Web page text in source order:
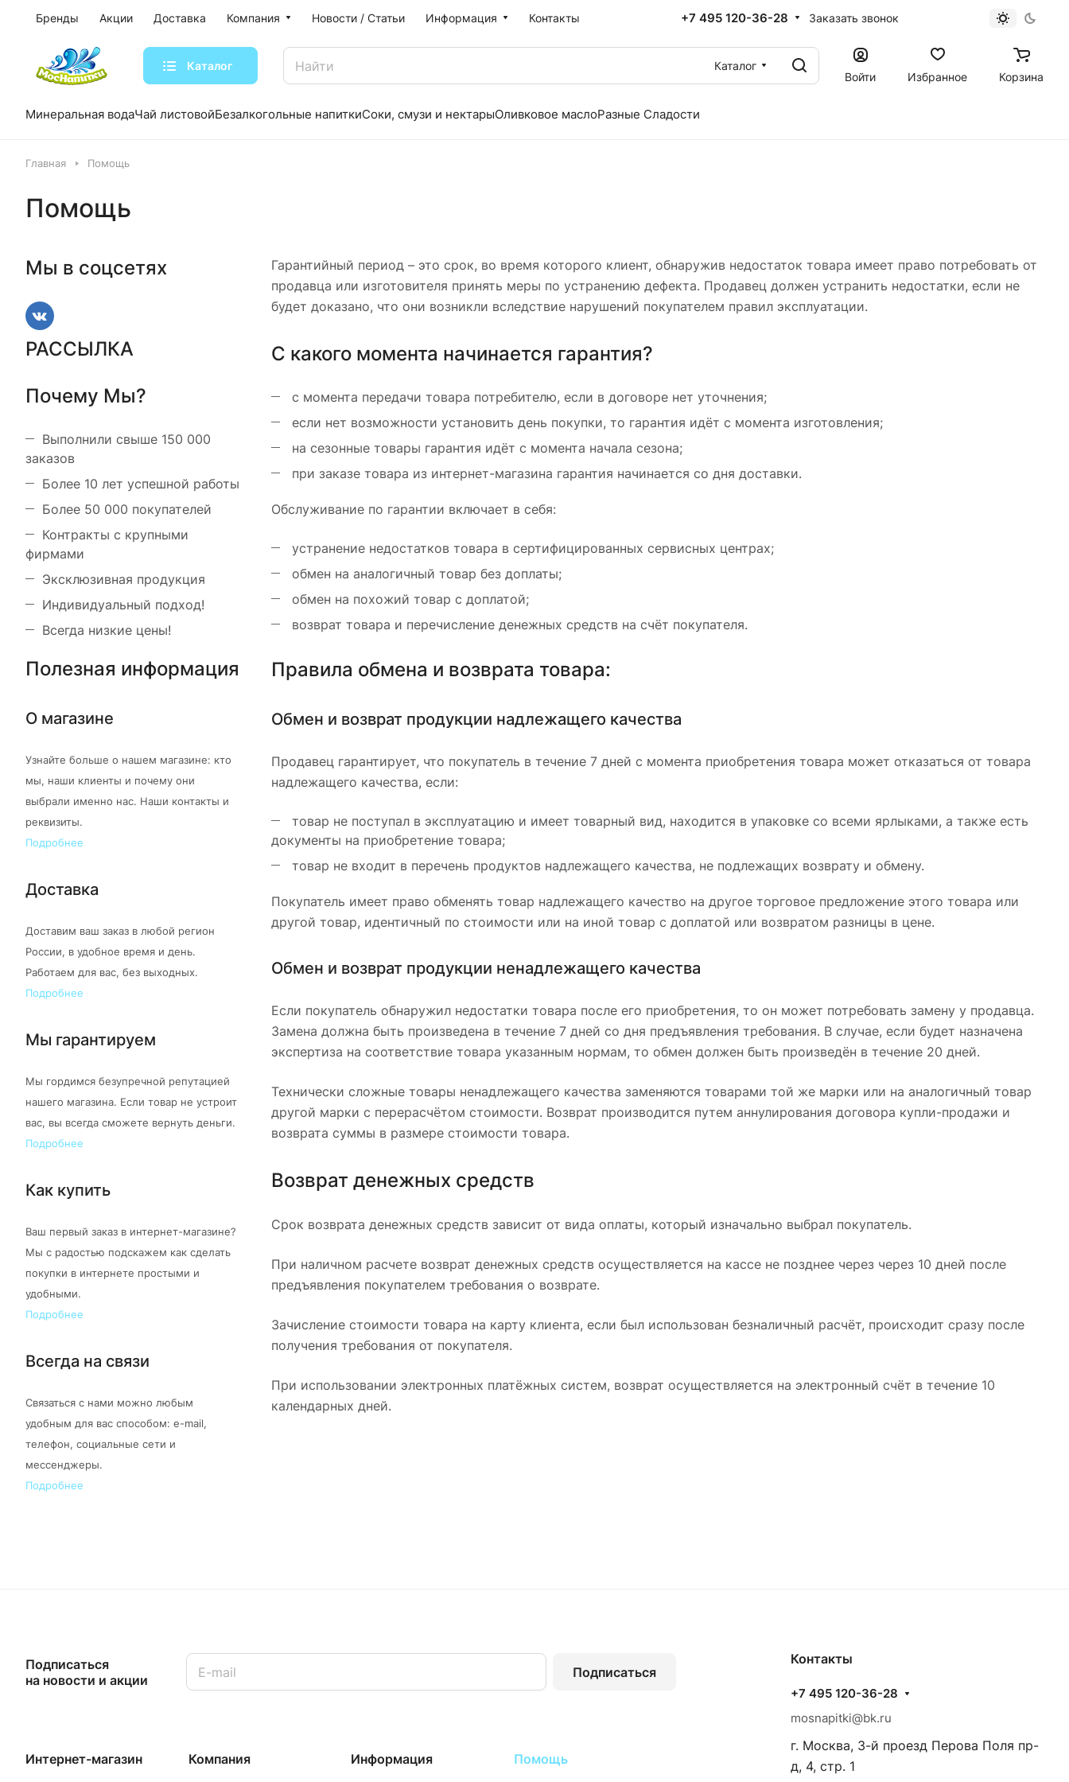
Бренды Акции Доставка Компания Новости / Статьи Информация Контакты +7 495 120-36-28 Заказать звонок
Каталог
Каталог
Войти
Избранное Корзина
Минеральная водаЧай листовойБезалкогольные напиткиСоки, смузи и нектарыОливковое маслоРазные Сладости
Главная Помощь
Помощь
Гарантийный период – это срок, во время которого клиент, обнаружив недостаток товара имеет право потребовать от
продавца или изготовителя принять меры по устранению дефекта. Продавец должен устранить недостатки, если не
будет доказано, что они возникли вследствие нарушений покупателем правил эксплуатации.
С какого момента начинается гарантия?
с момента передачи товара потребителю, если в договоре нет уточнения;
если нет возможности установить день покупки, то гарантия идёт с момента изготовления;
на сезонные товары гарантия идёт с момента начала сезона;
при заказе товара из интернет-магазина гарантия начинается со дня доставки.
Обслуживание по гарантии включает в себя:
устранение недостатков товара в сертифицированных сервисных центрах;
обмен на аналогичный товар без доплаты;
обмен на похожий товар с доплатой;
возврат товара и перечисление денежных средств на счёт покупателя.
Правила обмена и возврата товара:
Обмен и возврат продукции надлежащего качества
Продавец гарантирует, что покупатель в течение 7 дней с момента приобретения товара может отказаться от товара
надлежащего качества, если:
товар не поступал в эксплуатацию и имеет товарный вид, находится в упаковке со всеми ярлыками, а также есть
документы на приобретение товара;
товар не входит в перечень продуктов надлежащего качества, не подлежащих возврату и обмену.
Покупатель имеет право обменять товар надлежащего качество на другое торговое предложение этого товара или
другой товар, идентичный по стоимости или на иной товар с доплатой или возвратом разницы в цене.
Обмен и возврат продукции ненадлежащего качества
Если покупатель обнаружил недостатки товара после его приобретения, то он может потребовать замену у продавца.
Замена должна быть произведена в течение 7 дней со дня предъявления требования. В случае, если будет назначена
экспертиза на соответствие товара указанным нормам, то обмен должен быть произведён в течение 20 дней.
Технически сложные товары ненадлежащего качества заменяются товарами той же марки или на аналогичный товар
другой марки с перерасчётом стоимости. Возврат производится путем аннулирования договора купли-продажи и
возврата суммы в размере стоимости товара.
Возврат денежных средств
Срок возврата денежных средств зависит от вида оплаты, который изначально выбрал покупатель.
При наличном расчете возврат денежных средств осуществляется на кассе не позднее через через 10 дней после
предъявления покупателем требования о возврате.
Зачисление стоимости товара на карту клиента, если был использован безналичный расчёт, происходит сразу после
получения требования от покупателя.
При использовании электронных платёжных систем, возврат осуществляется на электронный счёт в течение 10
календарных дней.
Мы в соцсетях
РАССЫЛКА
Почему Мы?
Выполнили свыше 150 000
заказов
Более 10 лет успешной работы
Более 50 000 покупателей
Контракты с крупными
фирмами
Эксклюзивная продукция
Индивидуальный подход!
Всегда низкие цены!
Полезная информация
О магазине
Узнайте больше о нашем магазине: кто
мы, наши клиенты и почему они
выбрали именно нас. Наши контакты и
реквизиты.
Подробнее
Доставка
Доставим ваш заказ в любой регион
России, в удобное время и день.
Работаем для вас, без выходных.
Подробнее
Мы гарантируем
Мы гордимся безупречной репутацией
нашего магазина. Если товар не устроит
вас, вы всегда сможете вернуть деньги.
Подробнее
Как купить
Ваш первый заказ в интернет-магазине?
Мы с радостью подскажем как сделать
покупки в интернете простыми и
удобными.
Подробнее
Всегда на связи
Связаться с нами можно любым
удобным для вас способом: e-mail,
телефон, социальные сети и
мессенджеры.
Подробнее
Подписаться
на новости и акции
Подписаться
Интернет-магазин Компания Информация Помощь
Контакты
+7 495 120-36-28
mosnapitki@bk.ru
г. Москва, 3-й проезд Перова Поля пр-
д, 4, стр. 1